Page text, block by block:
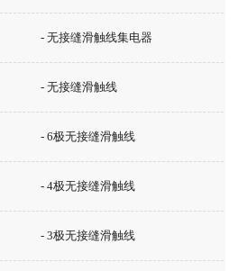
- 无接缝滑触线集电器
- 无接缝滑触线
- 6极无接缝滑触线
- 4极无接缝滑触线
- 3极无接缝滑触线